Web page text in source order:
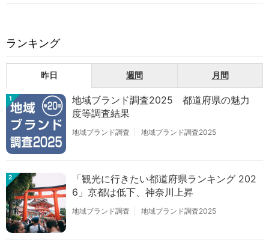
ランキング
昨日 週間 月間
1
地域ブランド調査2025 都道府県の魅力
度等調査結果
地域ブランド調査 地域ブランド調査2025
2
「観光に行きたい都道府県ランキング 202
6」京都は低下、神奈川上昇
地域ブランド調査 地域ブランド調査2025